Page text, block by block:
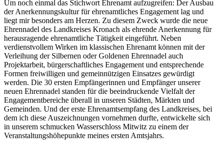
Um noch einmal das Stichwort Ehrenamt aufzugreifen: Der Ausbau
der Anerkennungskultur für ehrenamtliches Engagement lag und
liegt mir besonders am Herzen. Zu diesem Zweck wurde die neue
Ehrennadel des Landkreises Kronach als ehrende Anerkennung für
herausragende ehrenamtliche Tätigkeit eingeführt. Neben
verdienstvollem Wirken im klassischen Ehrenamt können mit der
Verleihung der Silbernen oder Goldenen Ehrennadel auch
Projektarbeit, bürgerschaftliches Engagement und entsprechende
Formen freiwilligen und gemeinnützigen Einsatzes gewürdigt
werden. Die 30 ersten Empfängerinnen und Empfänger unserer
neuen Ehrennadel standen für die beeindruckende Vielfalt der
Engagementbereiche überall in unseren Städten, Märkten und
Gemeinden. Und der erste Ehrenamtsempfang des Landkreises, bei
dem ich diese Auszeichnungen vornehmen durfte, entwickelte sich
in unserem schmucken Wasserschloss Mitwitz zu einem der
Veranstaltungshöhepunkte meines ersten Amtsjahrs.